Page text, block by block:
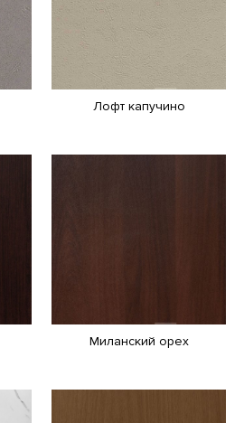
Лофт капучино
Миланский орех